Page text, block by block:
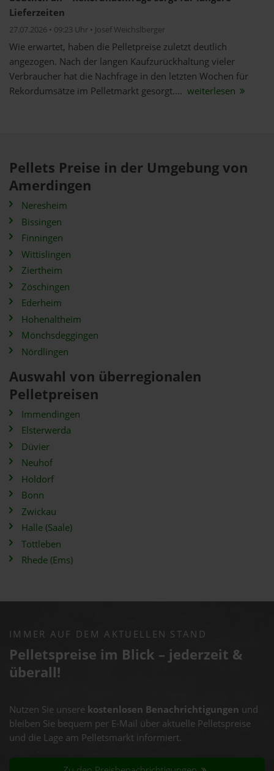
Lieferzeiten
27.07.2026 • 09:23 Uhr • Josef Weichslberger
Wie erwartet, haben die Pelletpreise zuletzt deutlich
angezogen. Nach der langen Kaufzurückhaltung vieler
Verbraucher hat die Nachfrage in den letzten Wochen für
Rekordumsätze im Pelletmarkt gesorgt.... weiterlesen
Pellets Preise in der Umgebung von
Amerdingen
Neresheim
Bissingen
Finningen
Wittislingen
Ziertheim
Zöschingen
Ederheim
Hohenaltheim
Mönchsdeggingen
Nördlingen
Auswahl von überregionalen
Pelletpreisen
Immendingen
Elsterwerda
Düvier
Neuhof
Holdorf
Bonn
Zwickau
Halle (Saale)
Tottleben
Rhede (Ems)
IMMER AUF DEM AKTUELLEN STAND
Pelletspreise im Blick – jederzeit &
überall!
Nutzen Sie unsere kostenlosen Benachrichtigungen und
bleiben Sie bequem per E-Mail über aktuelle Pelletspreise
und die Lage am Pelletsmarkt informiert.